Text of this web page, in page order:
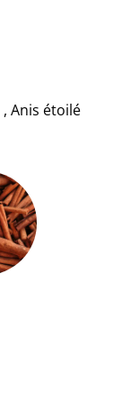
, Anis étoilé